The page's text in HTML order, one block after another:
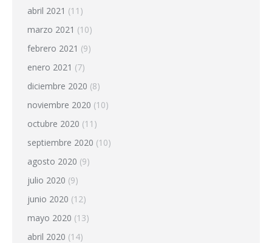
abril 2021 (11)
marzo 2021 (10)
febrero 2021 (9)
enero 2021 (7)
diciembre 2020 (8)
noviembre 2020 (10)
octubre 2020 (11)
septiembre 2020 (10)
agosto 2020 (9)
julio 2020 (9)
junio 2020 (12)
mayo 2020 (13)
abril 2020 (14)